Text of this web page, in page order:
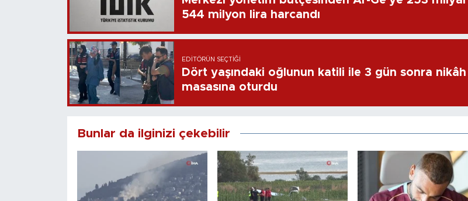
544 milyon lira harcandı
EDITÖRÜN SEÇTIĞI
Dört yaşındaki oğlunun katili ile 3 gün sonra nikâh
masasına oturdu
Bunlar da ilginizi çekebilir